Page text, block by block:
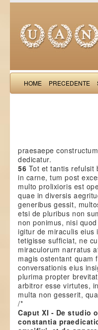
HOME PRECEDENTE
praesaepe
dedicatur.
56 Tot et tantis refulsit
in carne, tum post
multo prolixioris est
quae in diversis
generibus gessit,
etsi de pluribus non
non ponimus, nisi
igitur de miraculis eius
tetigisse sufficiat, ne
miraculorum narratus
magis ostentant quam
conversationis eius
plurima propter
arbitror esse virtutes,
multa non gesserit,
/*
Caput XI - De studio
constantia